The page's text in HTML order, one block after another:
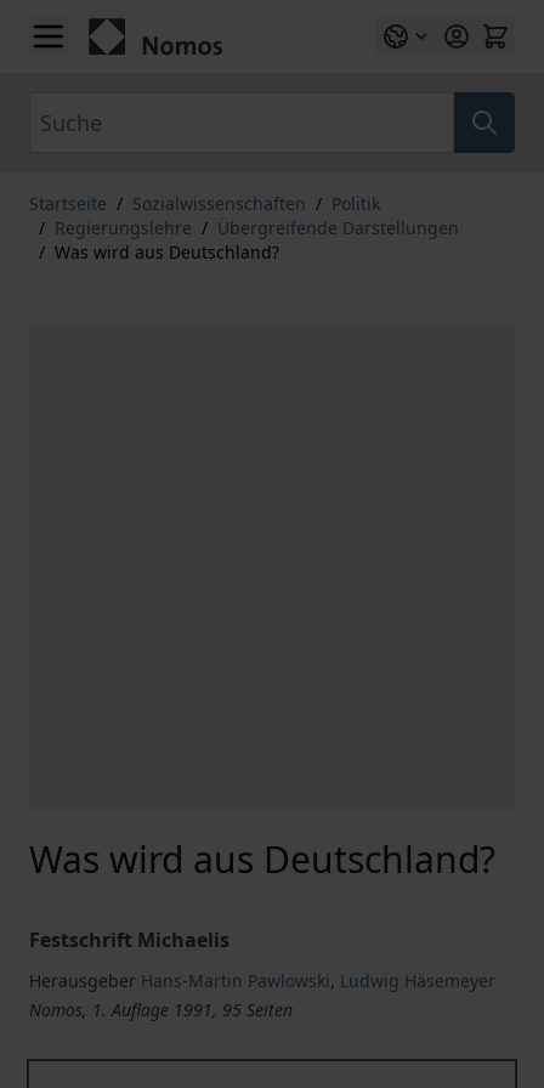
Zum Inhalt springen
Startseite / Sozialwissenschaften / Politik
/ Regierungslehre / Übergreifende Darstellungen
/ Was wird aus Deutschland?
Was wird aus Deutschland?
Festschrift Michaelis
Herausgeber Hans-Martin Pawlowski, Ludwig Häsemeyer
Nomos, 1. Auflage 1991, 95 Seiten